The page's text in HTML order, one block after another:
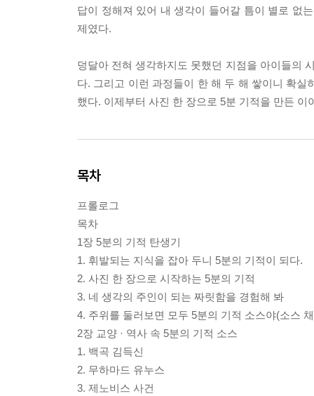
답이 정해져 있어 내 생각이 들어갈 틈이 별로 없
제였다.
덩달아 전혀 생각하지도 못했던 지점을 아이들의
다. 그리고 이런 과정들이 한 해 두 해 쌓이니 확
했다. 이제부터 사진 한 장으로 5분 기적을 만든 이
목차
프롤로그
목차
1장 5분의 기적 탄생기
1. 휘발되는 지식을 잡아 두니 5분의 기적이 되다.
2. 사진 한 장으로 시작하는 5분의 기적
3. 네 생각의 주인이 되는 짜릿함을 경험해 봐
4. 주위를 둘러보면 모두 5분의 기적 소스야(소스
2장 교양 · 역사 속 5분의 기적 소스
1. 백곡 김득신
2. 무하마드 유누스
3. 제노비스 사건